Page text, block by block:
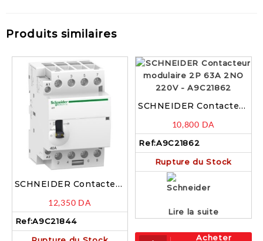
Produits similaires
SCHNEIDER Contacteur
220V – A9C21844
12,350 DA
Ref:A9C21844
SCHNEIDER Contacteur
220V – A9C21862
10,800 DA
Ref:A9C21862
Rupture du Stock
Lire la suite
Acheter